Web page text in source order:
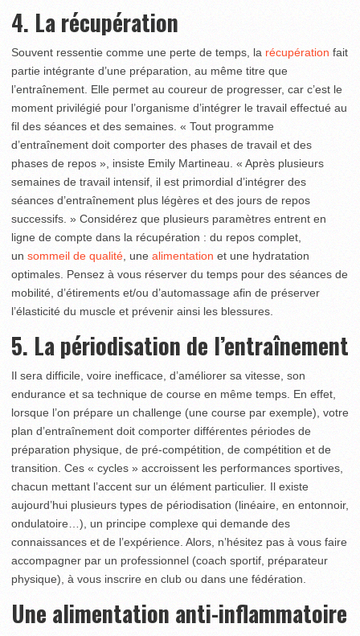
4. La récupération
Souvent ressentie comme une perte de temps, la récupération fait
partie intégrante d’une préparation, au même titre que
l’entraînement. Elle permet au coureur de progresser, car c’est le
moment privilégié pour l’organisme d’intégrer le travail effectué au
fil des séances et des semaines. « Tout programme
d’entraînement doit comporter des phases de travail et des
phases de repos », insiste Emily Martineau. « Après plusieurs
semaines de travail intensif, il est primordial d’intégrer des
séances d’entraînement plus légères et des jours de repos
successifs. » Considérez que plusieurs paramètres entrent en
ligne de compte dans la récupération : du repos complet,
un sommeil de qualité , une alimentation et une hydratation
optimales. Pensez à vous réserver du temps pour des séances de
mobilité, d’étirements et/ou d’automassage afin de préserver
l’élasticité du muscle et prévenir ainsi les blessures.
5. La périodisation de l’entraînement
Il sera difficile, voire inefficace, d’améliorer sa vitesse, son
endurance et sa technique de course en même temps. En effet,
lorsque l’on prépare un challenge (une course par exemple), votre
plan d’entraînement doit comporter différentes périodes de
préparation physique, de pré-compétition, de compétition et de
transition. Ces « cycles » accroissent les performances sportives,
chacun mettant l’accent sur un élément particulier. Il existe
aujourd’hui plusieurs types de périodisation (linéaire, en entonnoir,
ondulatoire…), un principe complexe qui demande des
connaissances et de l’expérience. Alors, n’hésitez pas à vous faire
accompagner par un professionnel (coach sportif, préparateur
physique), à vous inscrire en club ou dans une fédération.
Une alimentation anti-inflammatoire